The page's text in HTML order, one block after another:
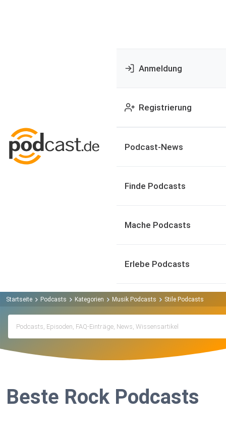
Anmeldung
Registrierung
Podcast-News
Finde Podcasts
Mache Podcasts
Erlebe Podcasts
Startseite Podcasts Kategorien Musik Podcasts Stile Podcasts
Beste Rock Podcasts